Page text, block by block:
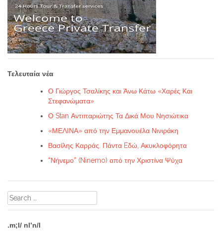
Τελευταία νέα
Ο Γιώργος Τσαλίκης και Άνω Κάτω «Χαρές Και
Στεφανώματα»
Ο Stan Αντιπαριώτης Τα Δικά Μου Νησιώτικα
«ΜΕΛΙΝΑ» από την Εμμανουέλα Νινιράκη
Βασίλης Καρράς. Πάντα Eδώ, Ακυκλοφόρητα
“Νήνεμο” (Ninemo) από την Χριστίνα Ψύχα
Search
for:
.m;l/ nl’n/l